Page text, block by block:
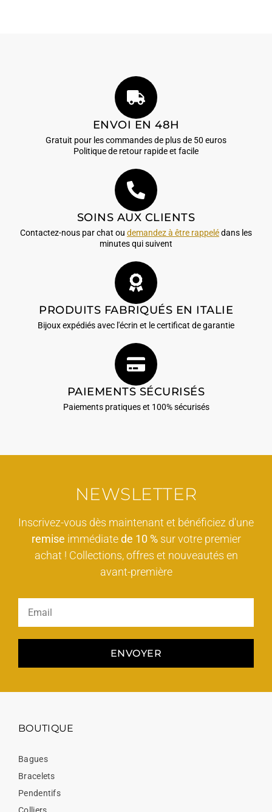
ENVOI EN 48H
Gratuit pour les commandes de plus de 50 euros
Politique de retour rapide et facile
SOINS AUX CLIENTS
Contactez-nous par chat ou demandez à être rappelédans les
minutes qui suivent
PRODUITS FABRIQUÉS EN ITALIE
Bijoux expédiés avec l'écrin et le certificat de garantie
PAIEMENTS SÉCURISÉS
Paiements pratiques et 100% sécurisés
NEWSLETTER
Inscrivez-vous dès maintenant et bénéficiez d'une
remise immédiatede 10 %sur votre premier
achat ! Collections, offres et nouveautés en
avant-première
ENVOYER
BOUTIQUE
Bagues
Bracelets
Pendentifs